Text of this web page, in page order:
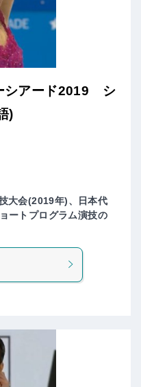
シアード2019 シ
)
大会(2019年)、日本代
ートプログラム演技の